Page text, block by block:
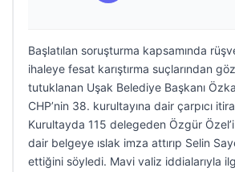
Başlatılan soruşturma kapsamında
ihaleye fesat karıştırma suçlarından
tutuklanan Uşak Belediye Başkanı
CHP’nin 38. kurultayına dair çarpıcı
Kurultayda 115 delegeden Özgür
dair belgeye ıslak imza attırıp Selin
ettiğini söyledi. Mavi valiz iddialarıyla